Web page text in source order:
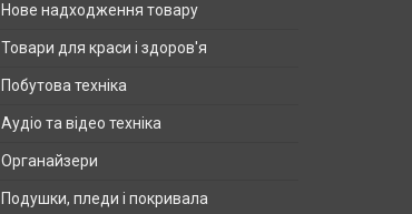
Нове надходження товару
Товари для краси і здоров'я
Побутова техніка
Аудіо та відео техніка
Органайзери
Подушки, пледи і покривала